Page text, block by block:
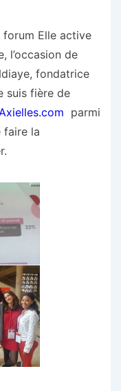
forum Elle active
l’occasion de
fondatrice
suis fière de
parmi
faire la